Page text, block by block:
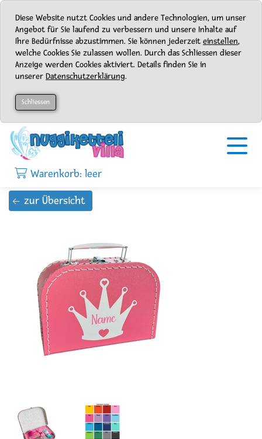
Diese Website nutzt Cookies und andere Technologien, um unser
Angebot für Sie laufend zu verbessern und unsere Inhalte auf
Ihre Bedürfnisse abzustimmen. Sie können jederzeit einstellen,
welche Cookies Sie zulassen wollen. Durch das Schliessen dieser
Anzeige werden Cookies aktiviert. Details finden Sie in
unserer Datenschutzerklärung.
Schliessen
Warenkorb: leer
zur Übersicht